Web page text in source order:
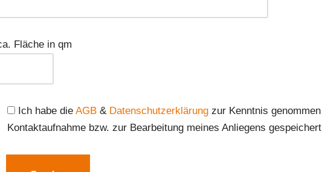
Fläche in qm
Ich habe die AGB & Datenschutzerklärung zur Kenntnis
Kontaktaufnahme bzw. zur Bearbeitung meines Anliegens